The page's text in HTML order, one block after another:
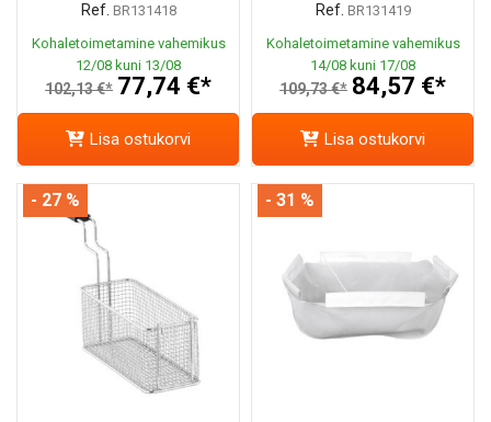
Ref. BR131418
Kohaletoimetamine vahemikus
12/08 kuni 13/08
102,13 €* 77,74 €*
Lisa ostukorvi
Ref. BR131419
Kohaletoimetamine vahemikus
14/08 kuni 17/08
109,73 €* 84,57 €*
Lisa ostukorvi
- 27 % - 31 %